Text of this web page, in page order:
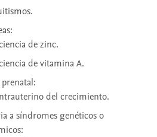
de zinc.
de vitamina A.
del crecimiento.
a síndromes genéticos o